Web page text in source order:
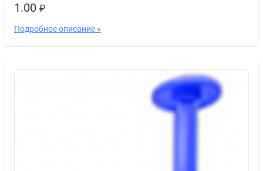
1.00 ₽
Подробное описание »